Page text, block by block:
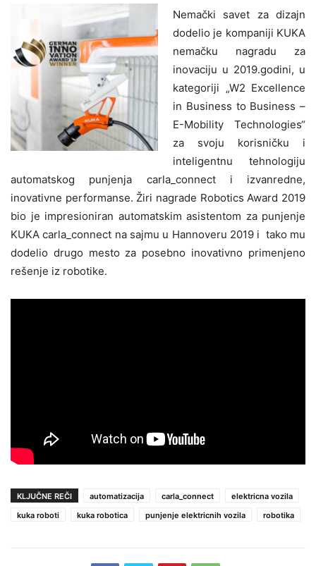
Nemački savet za dizajn
dodelio je kompaniji KUKA
nemačku nagradu za
inovaciju u 2019.godini, u
kategoriji „W2 Excellence
in Business to Business –
E-Mobility Technologies“
za svoju korisničku i
inteligentnu tehnologiju
automatskog punjenja carla_connect i izvanredne,
inovativne performanse. Žiri nagrade Robotics Award 2019
bio je impresioniran automatskim asistentom za punjenje
KUKA carla_connect na sajmu u Hannoveru 2019 i tako mu
dodelio drugo mesto za posebno inovativno primenjeno
rešenje iz robotike.
KLJUČNE REČI automatizacija carla_connect
elektricna vozila
kuka roboti
kuka robotica punjenje elektricnih vozila robotika